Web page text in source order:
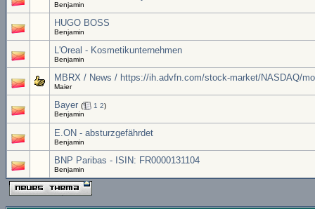
Benjamin
HUGO BOSS
Benjamin
L'Oreal - Kosmetikunternehmen
Benjamin
MBRX / News / https://ih.advfn.com/stock-market/NASDAQ/
Maier
Bayer ( 1 2)
Benjamin
E.ON - absturzgefährdet
Benjamin
BNP Paribas - ISIN: FR0000131104
Benjamin